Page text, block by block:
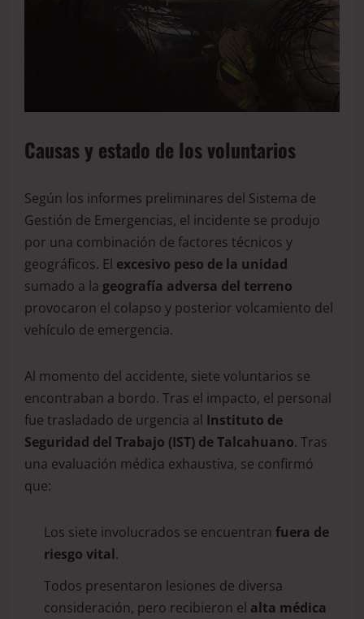
Causas y estado de los voluntarios
Según los informes preliminares del Sistema de
Gestión de Emergencias, el incidente se produjo
por una combinación de factores técnicos y
geográficos. El excesivo peso de la unidad
sumado a la geografía adversa del terreno
provocaron el colapso y posterior volcamiento del
vehículo de emergencia.
Al momento del accidente, siete voluntarios se
encontraban a bordo. Tras el impacto, el personal
fue trasladado de urgencia al Instituto de
Seguridad del Trabajo (IST) de Talcahuano. Tras
una evaluación médica exhaustiva, se confirmó
que:
Los siete involucrados se encuentran fuera de
riesgo vital.
Todos presentaron lesiones de diversa
consideración, pero recibieron el alta médica